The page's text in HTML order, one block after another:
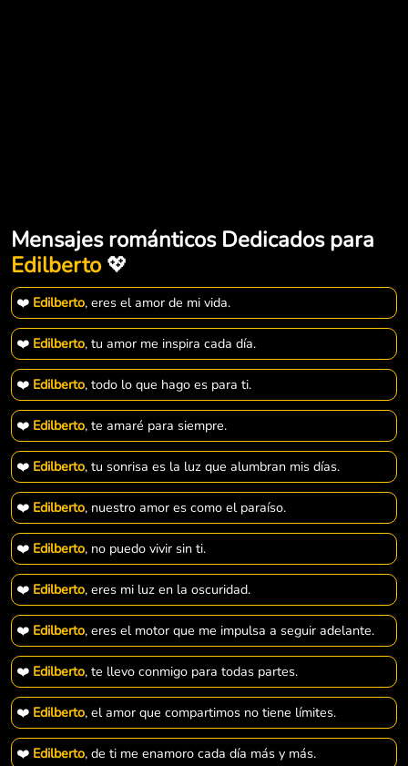
Mensajes románticos Dedicados para
Edilberto 💖
❤️ Edilberto, eres el amor de mi vida.
❤️ Edilberto, tu amor me inspira cada día.
❤️ Edilberto, todo lo que hago es para ti.
❤️ Edilberto, te amaré para siempre.
❤️ Edilberto, tu sonrisa es la luz que alumbran mis días.
❤️ Edilberto, nuestro amor es como el paraíso.
❤️ Edilberto, no puedo vivir sin ti.
❤️ Edilberto, eres mi luz en la oscuridad.
❤️ Edilberto, eres el motor que me impulsa a seguir adelante.
❤️ Edilberto, te llevo conmigo para todas partes.
❤️ Edilberto, el amor que compartimos no tiene límites.
❤️ Edilberto, de ti me enamoro cada día más y más.